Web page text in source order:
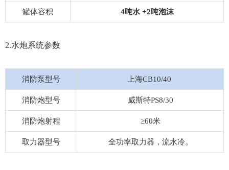
罐体容积 4吨水+2吨泡沫
2.水炮系统参数
消防泵型号 上海CB10/40
消防炮型号 威斯特PS8/30
消防炮射程 ≥60米
取力器型号 全功率取力器，流水冷。